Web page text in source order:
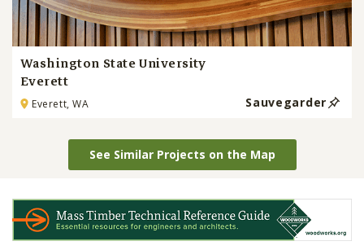
Washington State University
Everett
Everett, WA Sauvegarder
See Similar Projects on the Map